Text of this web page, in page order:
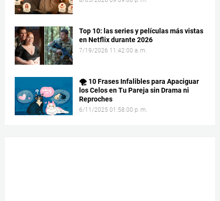
Top 10: las series y películas más vistas
en Netflix durante 2026
7/19/2026 11:42:00 a. m.
🌪️ 10 Frases Infalibles para Apaciguar
los Celos en Tu Pareja sin Drama ni
Reproches
6/11/2025 01:58:00 p. m.